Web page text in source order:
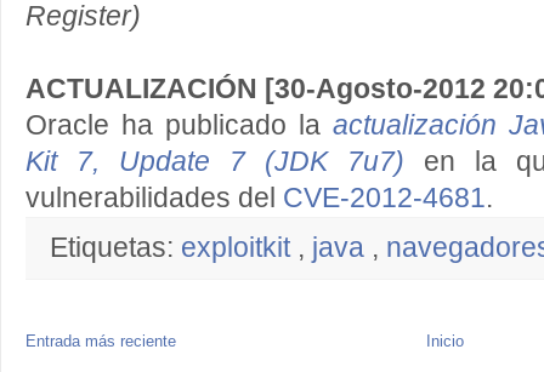
Register)
ACTUALIZACIÓN [30-Agosto-2012
Oracle ha publicado la actualización
Kit 7, Update 7 (JDK 7u7) en la
vulnerabilidades del CVE-2012-4681.
Etiquetas: exploitkit , java ,
Entrada más reciente Inicio